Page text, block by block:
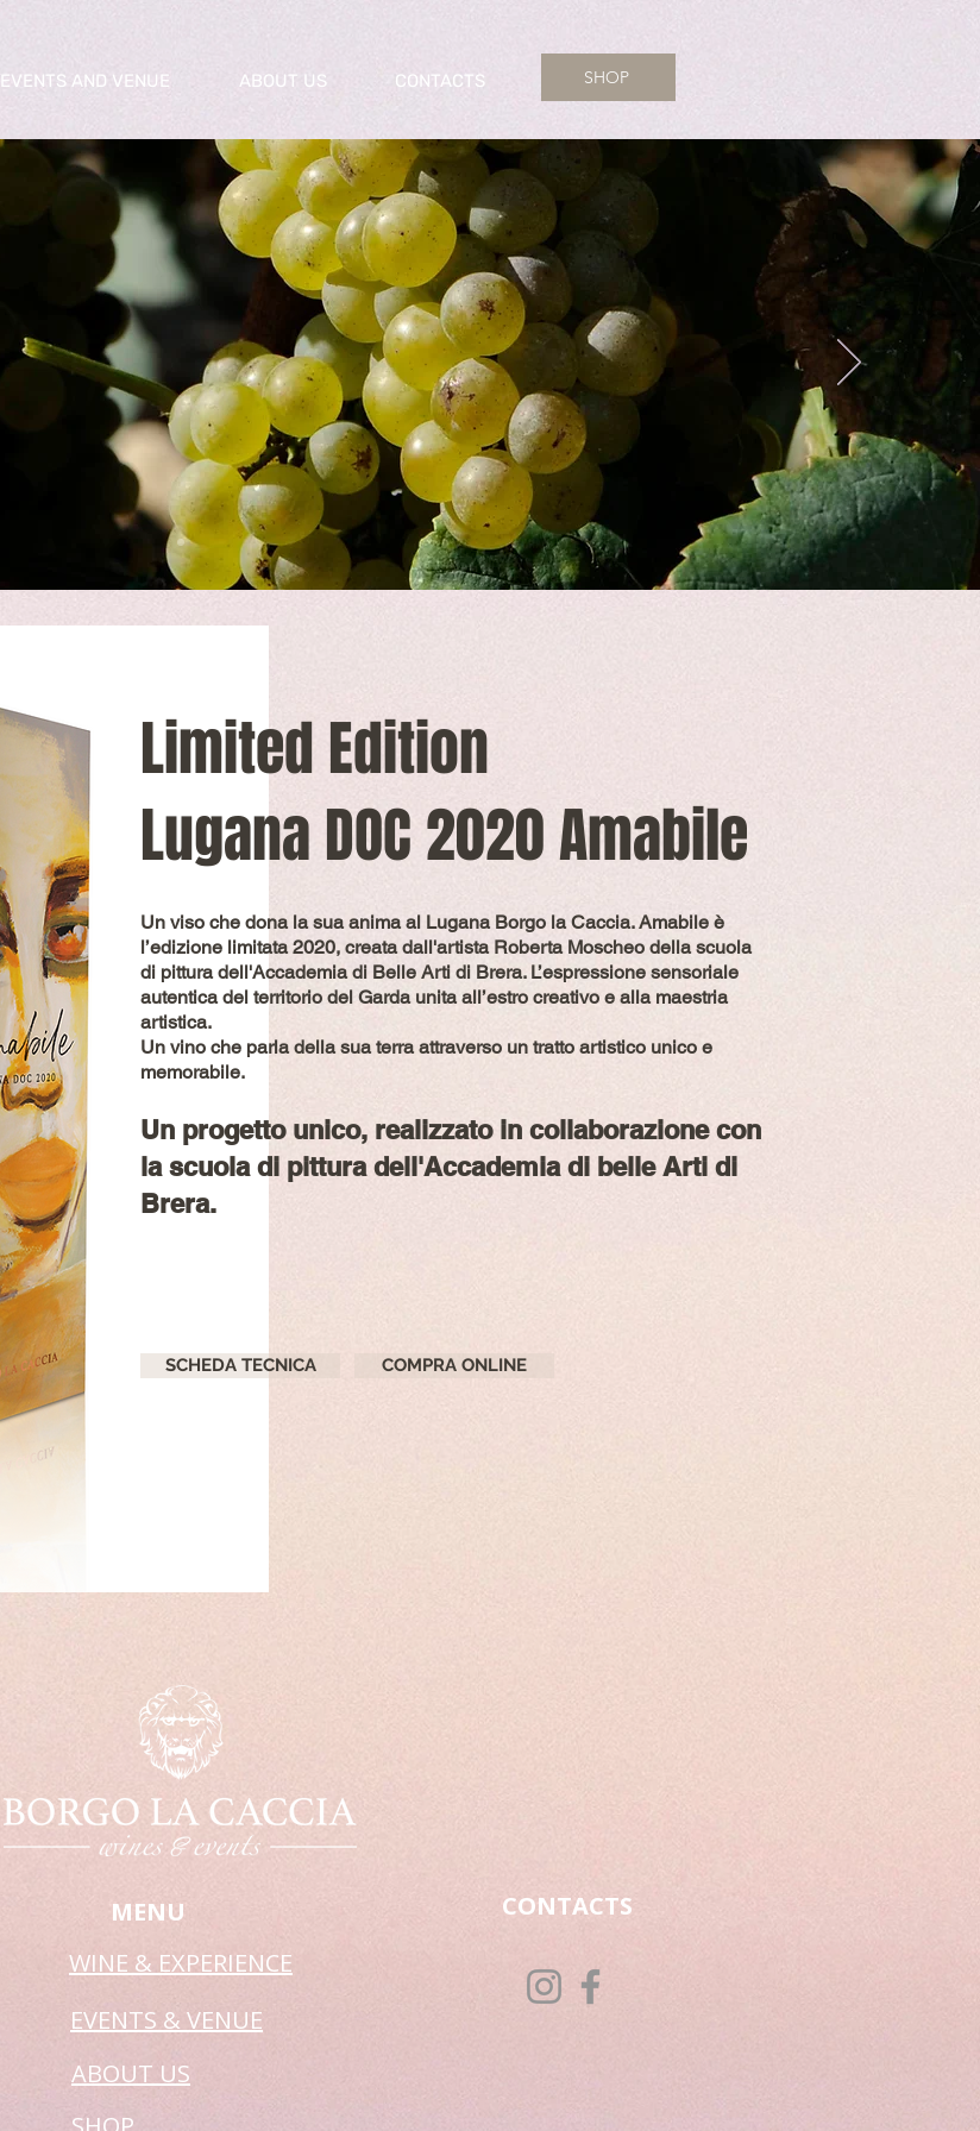
EVENTS AND VENUE ABOUT US CONTACTS SHOP
Limited Edition
Lugana DOC 2020 Amabile
Un viso che dona la sua anima al Lugana Borgo la Caccia. Amabile è
l’edizione limitata 2020, creata dall'artista Roberta Moscheo della scuola
di pittura dell'Accademia di Belle Arti di Brera. L’espressione sensoriale
autentica del territorio del Garda unita all’estro creativo e alla maestria
artistica.
Un vino che parla della sua terra attraverso un tratto artistico unico e
memorabile.
Un progetto unico, realizzato in collaborazione con
la scuola di pittura dell'Accademia di belle Arti di
Brera.
SCHEDA TECNICA COMPRA ONLINE
MENU
WINE & EXPERIENCE
EVENTS & VENUE
ABOUT US
CONTACTS